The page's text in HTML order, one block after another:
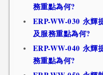
務重點為何?
ERP-WW-030 永輝
及服務重點為何?
ERP-WW-040 永輝
務重點為何?